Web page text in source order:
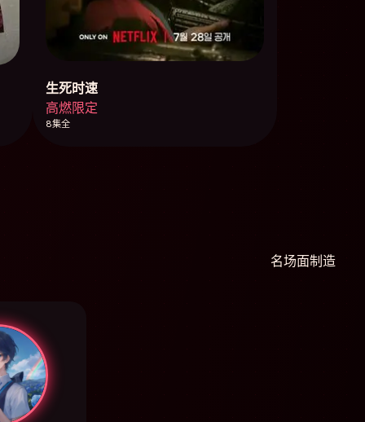
生死时速
高燃限定
8集全
名场面制造